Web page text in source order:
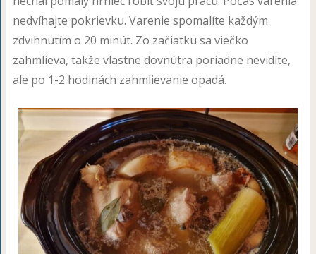
nedvíhajte pokrievku. Varenie spomalíte každým
zdvihnutím o 20 minút. Zo začiatku sa viečko
zahmlieva, takže vlastne dovnútra poriadne nevidíte,
ale po 1-2 hodinách zahmlievanie opadá.